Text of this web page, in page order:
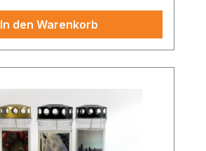
In den Warenkorb